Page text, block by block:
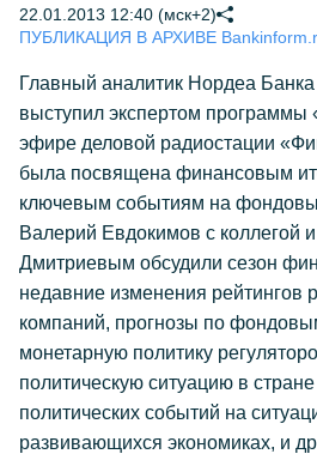
22.01.2013 12:40 (мск+2)
ПУБЛИКАЦИЯ В АРХИВЕ
Главный аналитик Нордеа
выступил экспертом программы
эфире деловой радиостации
была посвящена финансовым
ключевым событиям на
Валерий Евдокимов с коллегой
Дмитриевым обсудили сезон
недавние изменения рейтингов
компаний, прогнозы по
монетарную политику
политическую ситуацию в
политических событий на
развивающихся экономиках, и